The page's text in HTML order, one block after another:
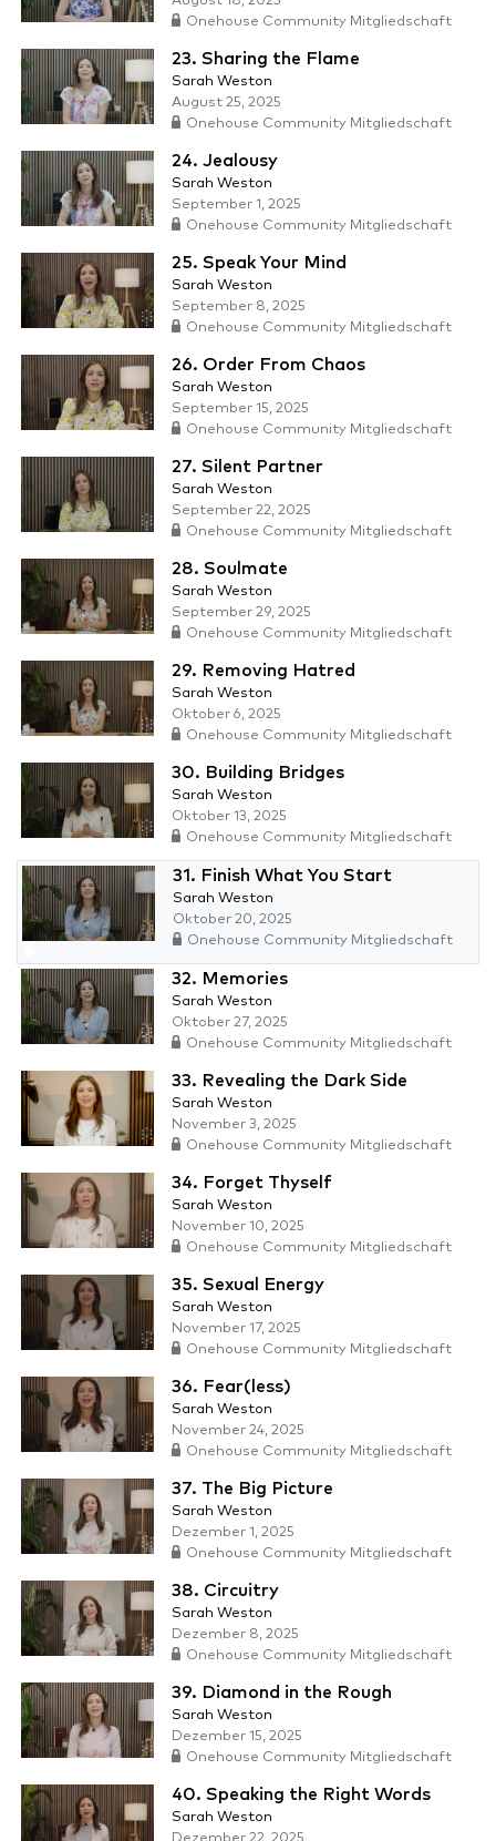
Onehouse Community Mitgliedschaft
23. Sharing the Flame
Sarah Weston
August 25, 2025
Onehouse Community Mitgliedschaft
24. Jealousy
Sarah Weston
September 1, 2025
Onehouse Community Mitgliedschaft
25. Speak Your Mind
Sarah Weston
September 8, 2025
Onehouse Community Mitgliedschaft
26. Order From Chaos
Sarah Weston
September 15, 2025
Onehouse Community Mitgliedschaft
27. Silent Partner
Sarah Weston
September 22, 2025
Onehouse Community Mitgliedschaft
28. Soulmate
Sarah Weston
September 29, 2025
Onehouse Community Mitgliedschaft
29. Removing Hatred
Sarah Weston
Oktober 6, 2025
Onehouse Community Mitgliedschaft
30. Building Bridges
Sarah Weston
Oktober 13, 2025
Onehouse Community Mitgliedschaft
31. Finish What You Start
Sarah Weston
Oktober 20, 2025
Onehouse Community Mitgliedschaft
32. Memories
Sarah Weston
Oktober 27, 2025
Onehouse Community Mitgliedschaft
33. Revealing the Dark Side
Sarah Weston
November 3, 2025
Onehouse Community Mitgliedschaft
34. Forget Thyself
Sarah Weston
November 10, 2025
Onehouse Community Mitgliedschaft
35. Sexual Energy
Sarah Weston
November 17, 2025
Onehouse Community Mitgliedschaft
36. Fear(less)
Sarah Weston
November 24, 2025
Onehouse Community Mitgliedschaft
37. The Big Picture
Sarah Weston
Dezember 1, 2025
Onehouse Community Mitgliedschaft
38. Circuitry
Sarah Weston
Dezember 8, 2025
Onehouse Community Mitgliedschaft
39. Diamond in the Rough
Sarah Weston
Dezember 15, 2025
Onehouse Community Mitgliedschaft
40. Speaking the Right Words
Sarah Weston